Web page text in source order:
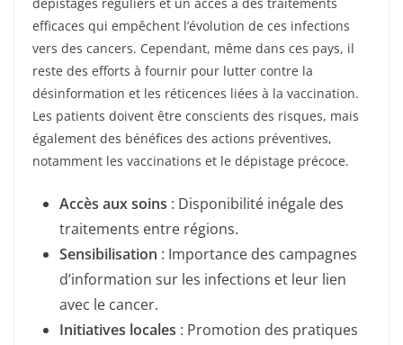
efficaces qui empêchent l’évolution de ces infections
vers des cancers. Cependant, même dans ces pays, il
reste des efforts à fournir pour lutter contre la
désinformation et les réticences liées à la vaccination.
Les patients doivent être conscients des risques, mais
également des bénéfices des actions préventives,
notamment les vaccinations et le dépistage précoce.
Accès aux soins : Disponibilité inégale des
traitements entre régions.
Sensibilisation : Importance des campagnes
d’information sur les infections et leur lien
avec le cancer.
Initiatives locales : Promotion des pratiques